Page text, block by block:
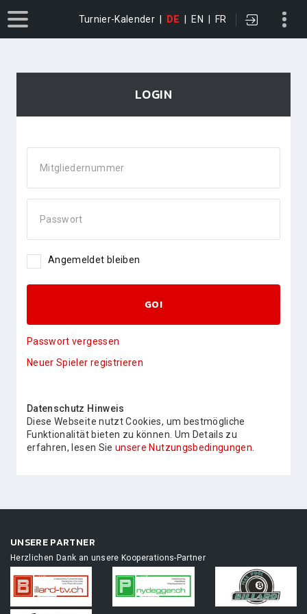
Turnier-Kalender DE EN FR
LOGIN
Mitgliedernummer
Passwort
Angemeldet bleiben
GO!
Passwort vergessen
Neuer Spieler registrieren
Datenschutz Hinweis
Diese Webseite nutzt Cookies, um bestmögliche
Funktionalität bieten zu können. Um Details zu
erfahren, lesen Sie unsere Nutzungsbedingungen.
UNSERE PARTNER
Herzlichen Dank an unsere Kooperations-Partner